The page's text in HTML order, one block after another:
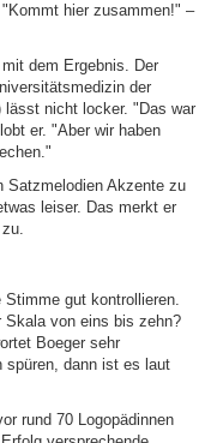
hier zusammen!" –
dem Ergebnis. Der
der
lässt nicht locker. "Das war
er. "Aber wir haben
Satzmelodien Akzente zu
leiser. Das merkt er
gut kontrollieren.
Skala von eins bis zehn?
Boeger sehr
spüren, dann ist es laut
rund 70 Logopädinnen